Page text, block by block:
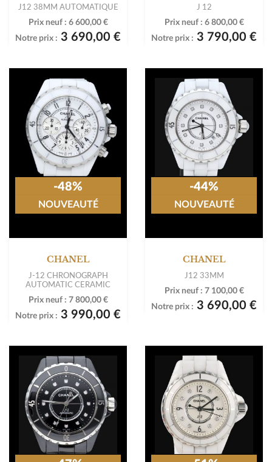
J12 38MM AUTOMATIQUE
Prix neuf : 6 600,00 €
Notre prix : 3 690,00 €
J 12
Prix neuf : 6 800,00 €
Notre prix : 3 790,00 €
CHANEL
J-12 CHRONOGRAPH
AUTOMATIC CERAMIC
Prix neuf : 7 800,00 €
Notre prix : 3 990,00 €
-48%
NOUVEAUTÉ
CHANEL
J12 33MM
Prix neuf : 7 100,00 €
Notre prix : 3 690,00 €
-44%
NOUVEAUTÉ